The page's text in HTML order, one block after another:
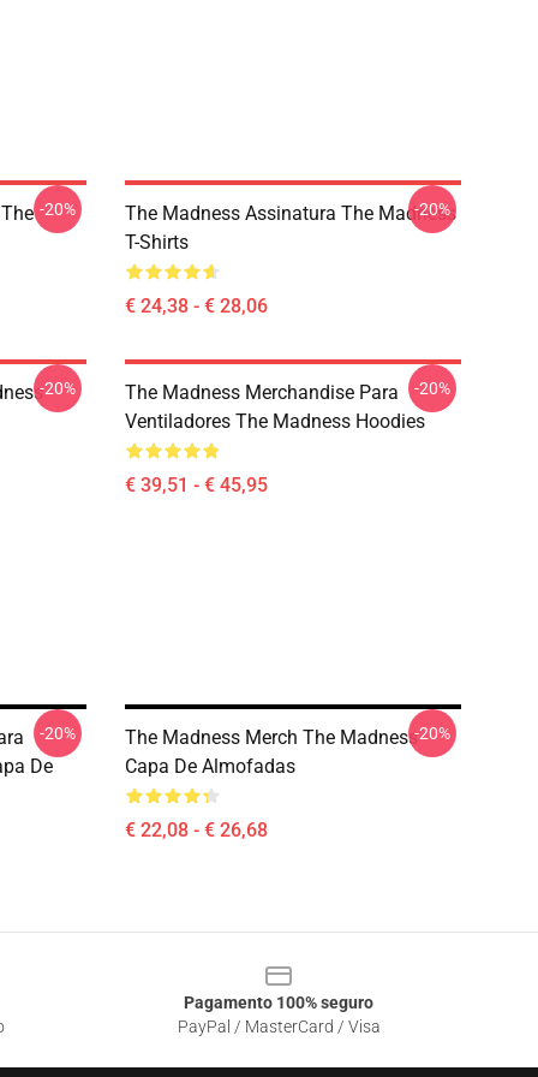
-20%
The Madness Assinatura The Madness
T-Shirts
€ 24,38 - € 28,06
-20%
-20%
The Madness Merchandise Para
Ventiladores The Madness Hoodies
€ 39,51 - € 45,95
-20%
De
-20%
The Madness Merch The Madness
Capa De Almofadas
€ 22,08 - € 26,68
-20%
Pagamento 100% seguro
PayPal / MasterCard / Visa